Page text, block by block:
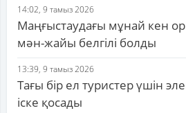
14:02, 9 тамыз 2026
Маңғыстаудағы мұнай кен
мән-жайы белгілі болды
13:39, 9 тамыз 2026
Тағы бір ел туристер үшін
іске қосады